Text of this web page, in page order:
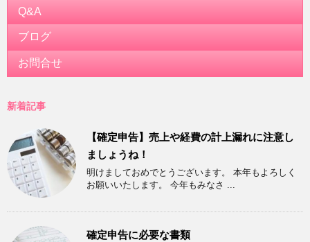
Q&A
ブログ
お問合せ
新着記事
【確定申告】売上や経費の計上漏れに注意し
ましょうね！
明けましておめでとうございます。 本年もよろしく
お願いいたします。 今年もみなさ ...
確定申告に必要な書類